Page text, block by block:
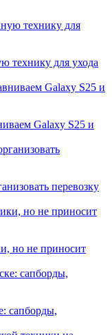
технику для ухода
Galaxy S25 и
перевозку
но не приносит
сапборды,